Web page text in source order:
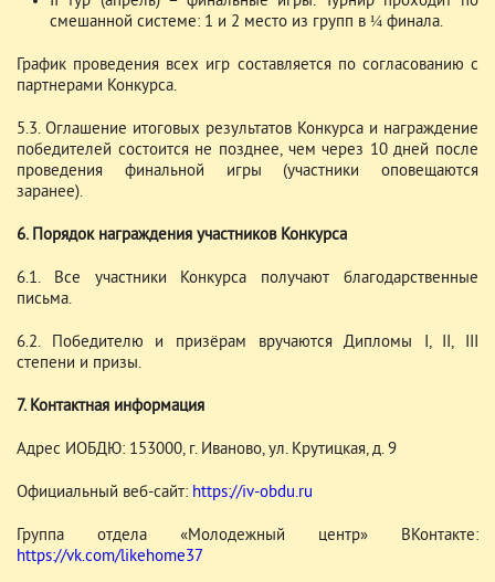
смешанной системе: 1 и 2 место из групп в ¼ финала.
График проведения всех игр составляется по согласованию с
партнерами Конкурса.
5.3. Оглашение итоговых результатов Конкурса и награждение
победителей состоится не позднее, чем через 10 дней после
проведения финальной игры (участники оповещаются
заранее).
6. Порядок награждения участников Конкурса
6.1. Все участники Конкурса получают благодарственные
письма.
6.2. Победителю и призёрам вручаются Дипломы I, II, III
степени и призы.
7. Контактная информация
Адрес ИОБДЮ: 153000, г. Иваново, ул. Крутицкая, д. 9
Официальный веб-сайт: https://iv-obdu.ru
Группа отдела «Молодежный центр» ВКонтакте:
https://vk.com/likehome37